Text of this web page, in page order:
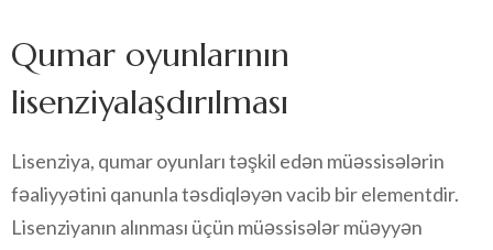
Qumar oyunlarının
lisenziyalaşdırılması
Lisenziya, qumar oyunları təşkil edən müəssisələrin
fəaliyyətini qanunla təsdiqləyən vacib bir elementdir.
Lisenziyanın alınması üçün müəssisələr müəyyən